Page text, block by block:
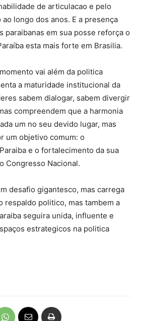
de articulacao e pelo
longo dos anos. E a presença
paraibanas em sua posse reforça o
esta mais forte em Brasilia.
vai além da politica
a maturidade institucional da
sabem dialogar, sabem divergir
compreendem que a harmonia
um no seu devido lugar, mas
um objetivo comum: o
e o fortalecimento da sua
Congresso Nacional.
desafio gigantesco, mas carrega
respaldo politico, mas tambem a
seguira unida, influente e
estrategicos na politica